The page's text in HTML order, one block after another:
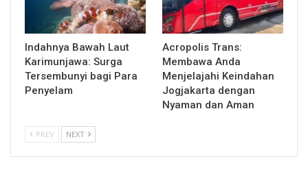
Indahnya Bawah Laut
Karimunjawa: Surga
Tersembunyi bagi Para
Penyelam
Acropolis Trans:
Membawa Anda
Menjelajahi Keindahan
Jogjakarta dengan
Nyaman dan Aman
PREV NEXT